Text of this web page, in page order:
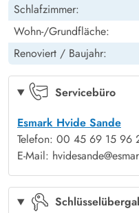
hier einen prachtvollen
der teilweise überdachten
Westterrasse sitzt Ihr
hübschen Landschaft.
Helles und einladendes
eingerichtet und es gibt
großen Glasflächen
durch die Oberlichtfenster
Im Haupthaus gibt es 3
Badezimmer mit Whirlpool
Schlafzimmer:
Wohn-/Grundfläche:
Renoviert / Baujahr:
Servicebüro
Esmark Hvide Sande
Telefon: 00 45 69 15 96
E-Mail: